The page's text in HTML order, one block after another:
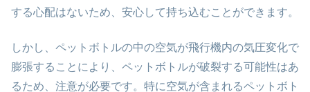
する心配はないため、安心して持ち込むことができます。
しかし、ペットボトルの中の空気が飛行機内の気圧変化で
膨張することにより、ペットボトルが破裂する可能性はあ
るため、注意が必要です。特に空気が含まれるペットボト